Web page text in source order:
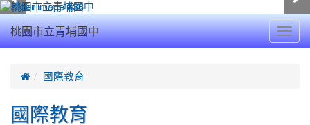
桃園市立青埔國中
 國際教育
國際教育